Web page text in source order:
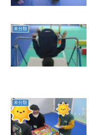
未分類
未分類